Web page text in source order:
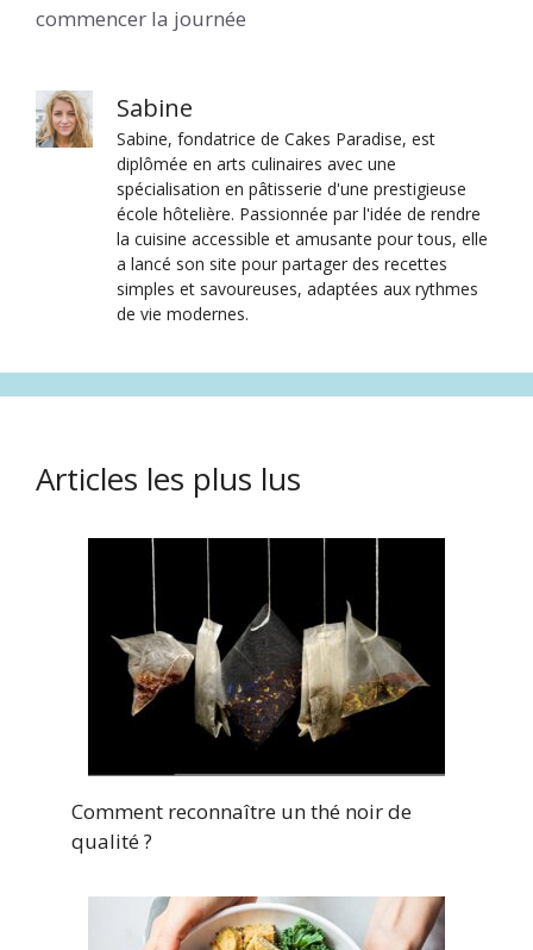
commencer la journée
Sabine
Sabine, fondatrice de Cakes Paradise, est
diplômée en arts culinaires avec une
spécialisation en pâtisserie d'une prestigieuse
école hôtelière. Passionnée par l'idée de rendre
la cuisine accessible et amusante pour tous, elle
a lancé son site pour partager des recettes
simples et savoureuses, adaptées aux rythmes
de vie modernes.
Articles les plus lus
Comment reconnaître un thé noir de
qualité ?